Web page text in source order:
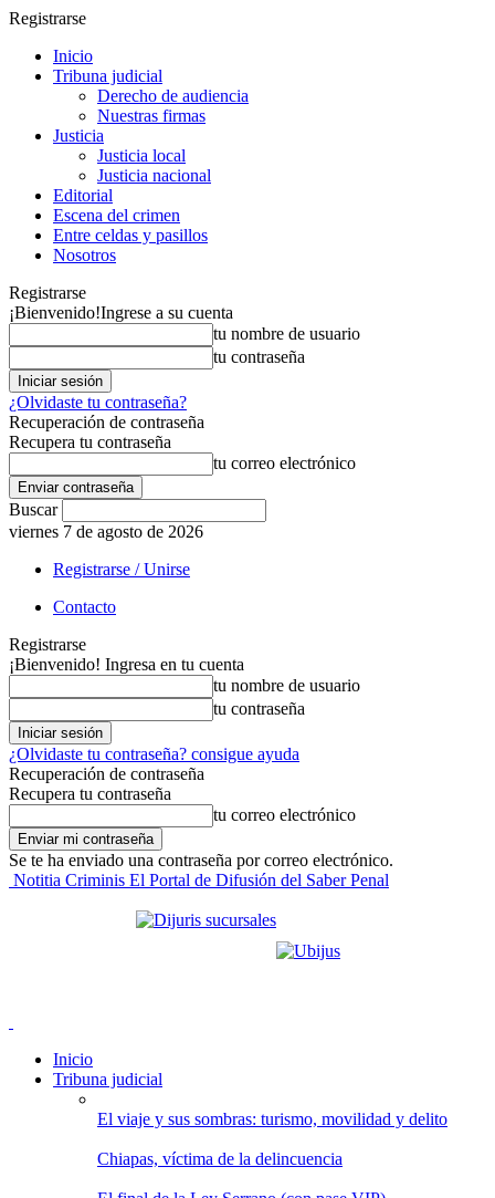
Registrarse
Inicio
Tribuna judicial
Derecho de audiencia
Nuestras firmas
Justicia
Justicia local
Justicia nacional
Editorial
Escena del crimen
Entre celdas y pasillos
Nosotros
Registrarse
¡Bienvenido!Ingrese a su cuenta
tu nombre de usuario
tu contraseña
¿Olvidaste tu contraseña?
Recuperación de contraseña
Recupera tu contraseña
tu correo electrónico
Buscar
viernes 7 de agosto de 2026
Registrarse / Unirse
Contacto
Registrarse
¡Bienvenido! Ingresa en tu cuenta
tu nombre de usuario
tu contraseña
¿Olvidaste tu contraseña? consigue ayuda
Recuperación de contraseña
Recupera tu contraseña
tu correo electrónico
Se te ha enviado una contraseña por correo electrónico.
Notitia Criminis El Portal de Difusión del Saber Penal
Inicio
Tribuna judicial
El viaje y sus sombras: turismo, movilidad y delito
Chiapas, víctima de la delincuencia